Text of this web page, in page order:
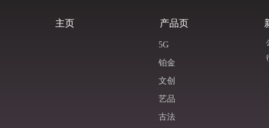
主页 产品页
5G
铂金
文创
艺品
古法